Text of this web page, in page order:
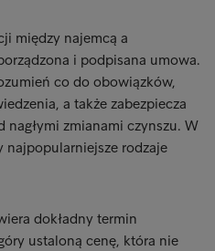
między najemcą a
i podpisana umowa.
co do obowiązków,
a także zabezpiecza
zmianami czynszu. W
najpopularniejsze rodzaje
dokładny termin
ustaloną cenę, która nie